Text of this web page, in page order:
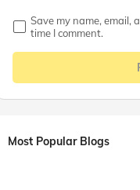
Save my name, email,
time I comment.
Most Popular Blogs